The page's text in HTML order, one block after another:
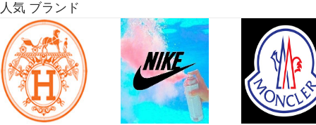
人気 ブランド